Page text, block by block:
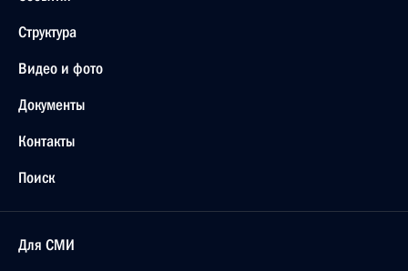
Структура
Видео и фото
Документы
Контакты
Поиск
Для СМИ